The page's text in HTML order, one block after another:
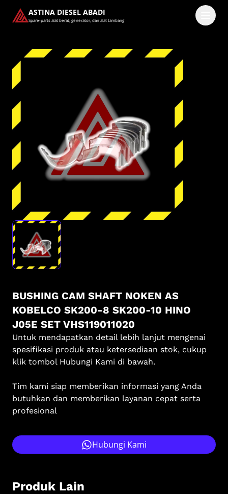
ASTINA DIESEL ABADI
Spare-parts alat berat, generator, dan alat tambang
Lanjutkan dengan Google
Dengan melanjutkan, kamu telah membaca dan setuju
denganKetentuan LayanandanKebijakan Privasi kami.
BUSHING CAM SHAFT NOKEN AS
KOBELCO SK200-8 SK200-10 HINO
J05E SET VHS119011020
Untuk mendapatkan detail lebih lanjut mengenai
spesifikasi produk atau ketersediaan stok, cukup
klik tombol Hubungi Kami di bawah.
Tim kami siap memberikan informasi yang Anda
butuhkan dan memberikan layanan cepat serta
profesional
Hubungi Kami
Produk Lain